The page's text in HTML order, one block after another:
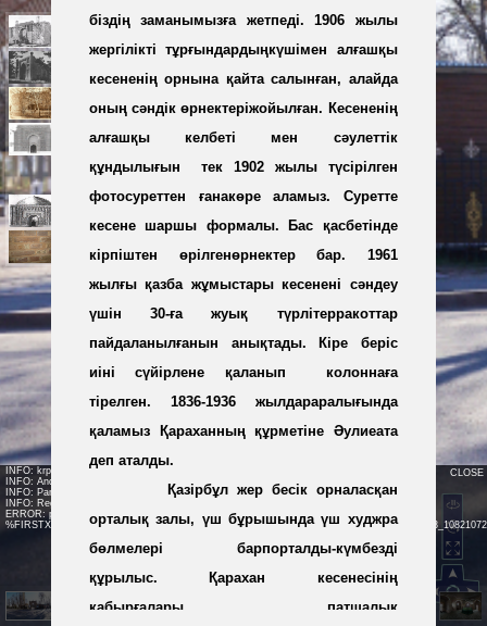
біздің заманымызға жетпеді. 1906 жылы
жергілікті тұрғындардыңкүшімен алғашқы
кесененің орнына қайта салынған, алайда
оның сәндік өрнектеріжойылған. Кесененің
алғашқы келбеті мен сәулеттік
құндылығын
тек 1902 жылы түсірілген
фотосуреттен ғанакөре аламыз. Суретте
кесене шаршы формалы. Бас қасбетінде
кірпіштен өрілгенөрнектер бар. 1961
жылғы қазба жұмыстары кесенені сәндеу
үшін 30-ға жуық түрлітерракоттар
пайдаланылғанын анықтады. Кіре беріс
иіні сүйірлене қаланып
колоннаға
тірелген. 1836-1936 жылдараралығында
қаламыз Қараханның құрметіне Әулиеата
деп аталды.
Қазірбұл жер бесік орналасқан
орталық залы, үш бұрышында үш худжра
бөлмелері барпорталды-күмбезді
құрылыс. Қарахан кесенесінің
қабырғалары патшалық
INFO: krpano 1.17.pr2 (build 2014-01-10)
INFO: Android 14 Mobile (Pixel 8) - Chrome 131.0 - WebGL
INFO: Panotour Pro V2.0.0 64bits
INFO: Registered to: teameat
ERROR: plugin[smallgallerybarpicture4] loading error:
%FIRSTXML%/graphics/smallgallerybar/
CLOSE